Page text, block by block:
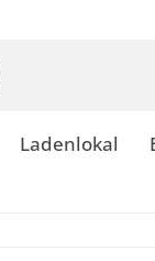
Ladenlokal